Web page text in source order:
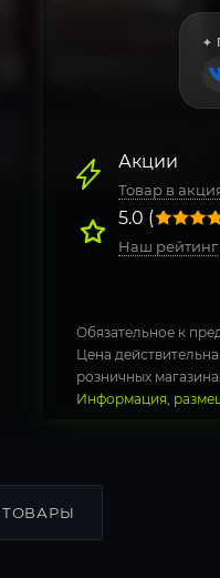
✦
Акции
Товар в
5.0 (
Наш рейтинг
Обязательное к
Цена
розничных
Информация,